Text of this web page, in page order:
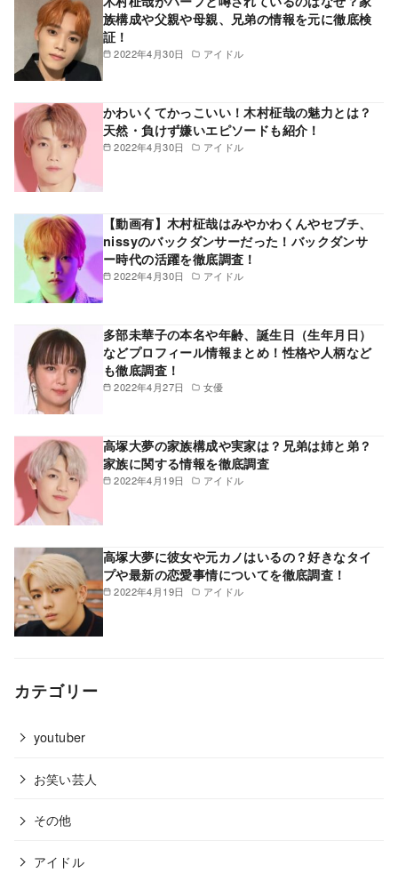
2022年4月30日 アイドル
族構成や父親や母親、兄弟の情報を元に徹底検
証！
2022年4月30日 アイドル
かわいくてかっこいい！木村柾哉の魅力とは？
天然・負けず嫌いエピソードも紹介！
2022年4月30日 アイドル
【動画有】木村柾哉はみやかわくんやセブチ、
nissyのバックダンサーだった！バックダンサ
ー時代の活躍を徹底調査！
2022年4月27日 女優
多部未華子の本名や年齢、誕生日（生年月日）
などプロフィール情報まとめ！性格や人柄など
も徹底調査！
2022年4月19日 アイドル
高塚大夢の家族構成や実家は？兄弟は姉と弟？
家族に関する情報を徹底調査
2022年4月19日 アイドル
高塚大夢に彼女や元カノはいるの？好きなタイ
プや最新の恋愛事情についてを徹底調査！
カテゴリー
youtuber
お笑い芸人
その他
アイドル